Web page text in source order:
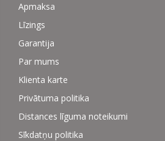
Apmaksa
Līzings
Garantija
Par mums
Klienta karte
Privātuma politika
Distances līguma noteikumi
Sīkdatņu politika